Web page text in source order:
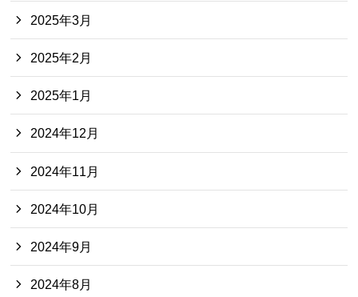
2025年3月
2025年2月
2025年1月
2024年12月
2024年11月
2024年10月
2024年9月
2024年8月